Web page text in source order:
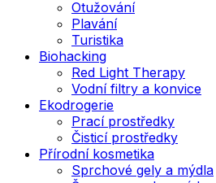
Otužování
Plavání
Turistika
Biohacking
Red Light Therapy
Vodní filtry a konvice
Ekodrogerie
Prací prostředky
Čisticí prostředky
Přírodní kosmetika
Sprchové gely a mýdla